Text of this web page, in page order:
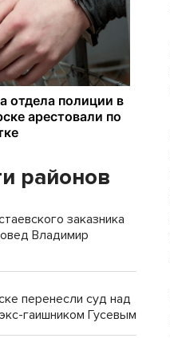
районов
заказника
Владимир
перенесли суд над
гаишником Гусевым